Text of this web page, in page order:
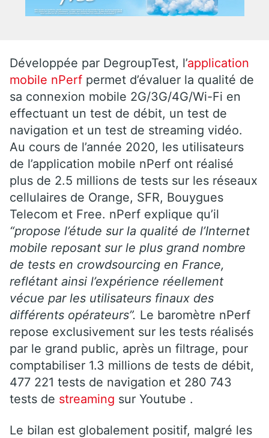
Développée par DegroupTest, l’application
mobile nPerf permet d’évaluer la qualité de
sa connexion mobile 2G/3G/4G/Wi-Fi en
effectuant un test de débit, un test de
navigation et un test de streaming vidéo.
Au cours de l’année 2020, les utilisateurs
de l’application mobile nPerf ont réalisé
plus de 2.5 millions de tests sur les réseaux
cellulaires de Orange, SFR, Bouygues
Telecom et Free. nPerf explique qu’il
“propose l’étude sur la qualité de l’Internet
mobile reposant sur le plus grand nombre
de tests en crowdsourcing en France,
reflétant ainsi l’expérience réellement
vécue par les utilisateurs finaux des
différents opérateurs”. Le baromètre nPerf
repose exclusivement sur les tests réalisés
par le grand public, après un filtrage, pour
comptabiliser 1.3 millions de tests de débit,
477 221 tests de navigation et 280 743
tests de streaming sur Youtube .
Le bilan est globalement positif, malgré les